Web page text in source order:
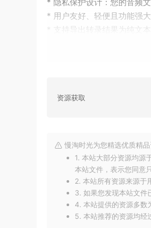
* 隐私保护设计：您的音频
* 用户友好、轻便且功能强大
* 支持导出转录结果为纯文
* 支持多种输入格式，如
资源获取
慢淘时光为您精选优质精
1. 本站大部分资源均源
本站文件，表示您同意
2. 本站所有资源来源于
3. 如果您发现本站文件
4. 本站提供的资源多数
5. 本站推荐的资源均经